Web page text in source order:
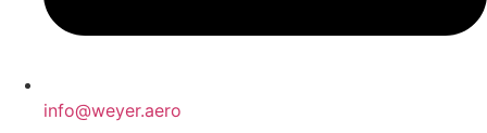
info@weyer.aero